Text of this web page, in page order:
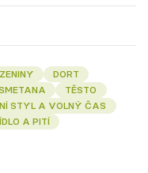
DORT
TĚSTO
STYL A VOLNÝ ČAS
A PITÍ